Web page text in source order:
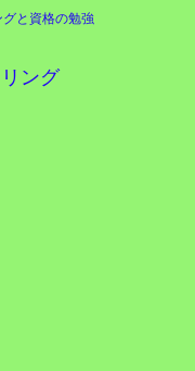
と資格の勉強
ング